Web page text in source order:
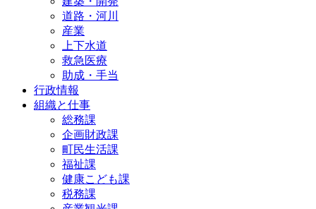
道路・河川
産業
上下水道
救急医療
助成・手当
行政情報
組織と仕事
総務課
企画財政課
町民生活課
福祉課
健康こども課
税務課